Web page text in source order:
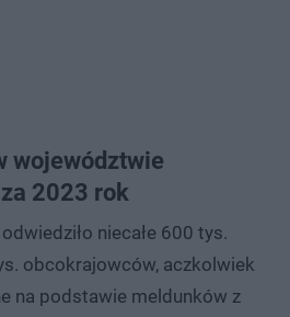
województwie
2023 rok
niecałe 600 tys.
obcokrajowców, aczkolwiek
na podstawie meldunków z